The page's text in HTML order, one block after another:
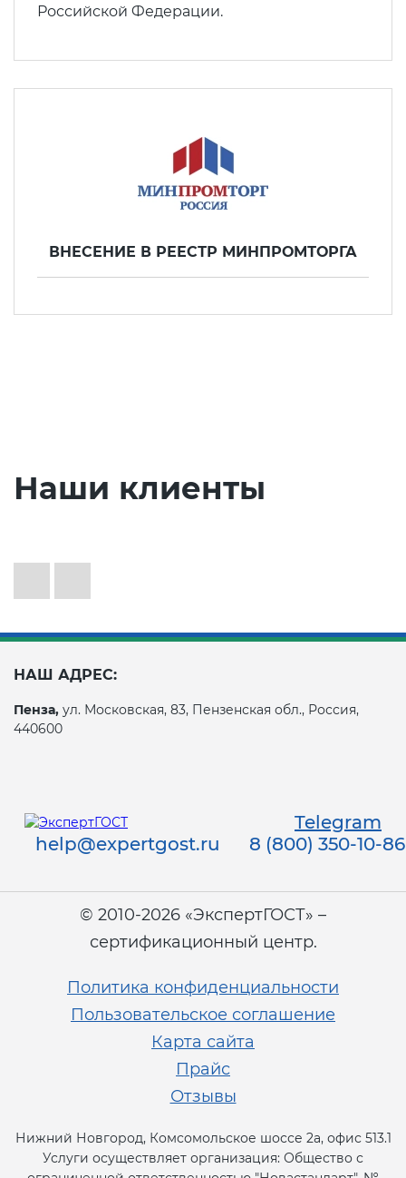
Российской Федерации.
ВНЕСЕНИЕ В РЕЕСТР МИНПРОМТОРГА
Наши клиенты
НАШ АДРЕС:
Пенза, ул. Московская, 83, Пензенская обл., Россия,
440600
Telegram
help@expertgost.ru
8 (800) 350-10-86
© 2010-2026 «ЭкспертГОСТ» –
сертификационный центр.
Политика конфиденциальности
Пользовательское соглашение
Карта сайта
Прайс
Отзывы
Нижний Новгород, Комсомольское шоссе 2а, офис 513.1
Услуги осуществляет организация: Общество с